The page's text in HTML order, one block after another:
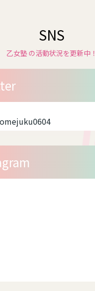
SNS
乙女塾 の活動状況を更新中！